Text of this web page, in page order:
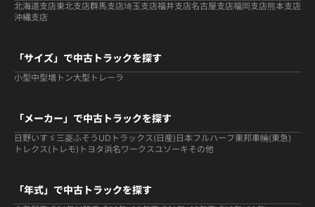
北海道支店東北支店群馬支店埼玉支店福井支店名古屋支店福岡支店熊本支店
沖縄支店
「サイズ」で中古トラックを探す
小型中型増トン大型 トレーラ
「メーカー」で中古トラックを探す
日野いすゞ 三菱ふそう UDトラックス(日産) 日本フルハーフ 東邦車輛(東急)
トレクス(トレモ) トヨタ浜名ワークスユソーキその他
「年式」で中古トラックを探す